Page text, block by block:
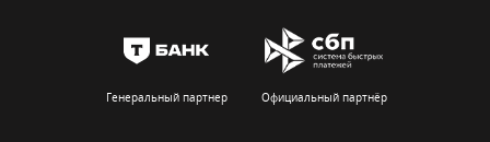
Генеральный партнер Официальный партнёр